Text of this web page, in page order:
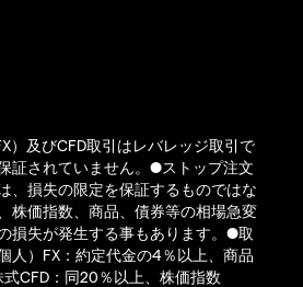
）及びCFD取引はレバレッジ取引で
証されていません。●ストップ注文
、損失の限定を保証するものではな
株価指数、商品、債券等の相場急変
損失が発生する事もあります。●取
人）FX：約定代金の4％以上、商品
CFD：同20％以上、株価指数